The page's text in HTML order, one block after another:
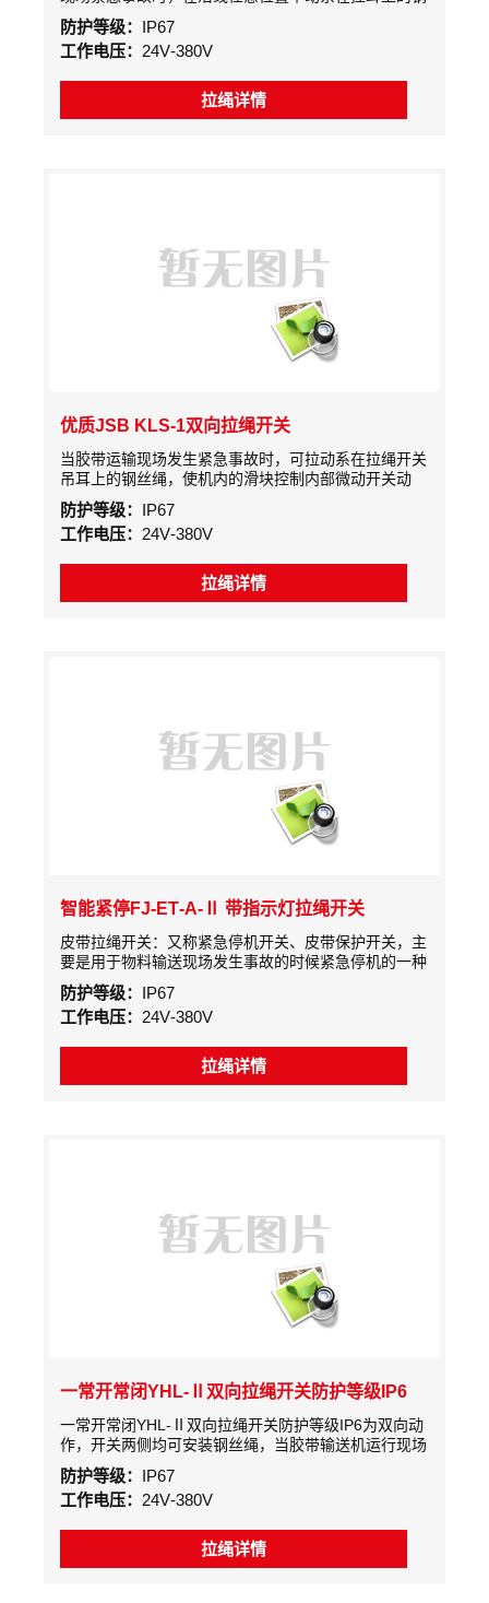
丝绳，迫使机内凸轮转动而驱动元件开关动作，发出停
机信号，达到停机效果，防止事故的扩大。用于各大电
厂、钢厂炼焦、水泥输送带、码头输送带起着保护作
防护等级： IP67
工作电压： 24V-380V
拉绳详情
优质JSB KLS-1双向拉绳开关
当胶带运输现场发生紧急事故时，可拉动系在拉绳开关
吊耳上的钢丝绳，使机内的滑块控制内部微动开关动
作，发出停机或警报信号。自动复位机型在送开钢丝绳
后自动复位，手动复位机型需操作复位手柄后方可复
位。
防护等级： IP67
工作电压： 24V-380V
拉绳详情
智能紧停FJ-ET-A-Ⅱ 带指示灯拉绳开关
皮带拉绳开关：又称紧急停机开关、皮带保护开关，主
要是用于物料输送现场发生事故的时候紧急停机的一种
皮带保护装置。
防护等级： IP67
工作电压： 24V-380V
拉绳详情
一常开常闭YHL-Ⅱ双向拉绳开关防护等级IP6
一常开常闭YHL-Ⅱ双向拉绳开关防护等级IP6为双向动
作，开关两侧均可安装钢丝绳，当胶带输送机运行现场
出现事故时，拉动两侧绳索，实现系统紧急停机，能及
时地避免事故扩大化，保护人员或设备的，达到保障生
产目的。
防护等级： IP67
工作电压： 24V-380V
拉绳详情